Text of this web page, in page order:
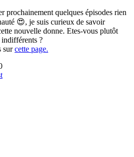
prochainement quelques épisodes rien
😍, je suis curieux de savoir
nouvelle donne. Etes-vous plutôt
indifférents ?
surcette page.